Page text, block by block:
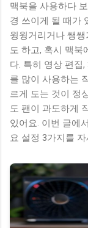
맥북을 사용하다
경 쓰이게 될 때가
윙윙거리거나 쌩
도 하고, 혹시 맥북
다. 특히 영상 편집,
를 많이 사용하는
르게 도는 것이 정
도 팬이 과도하게
있어요. 이번 글에
요 설정 3가지를